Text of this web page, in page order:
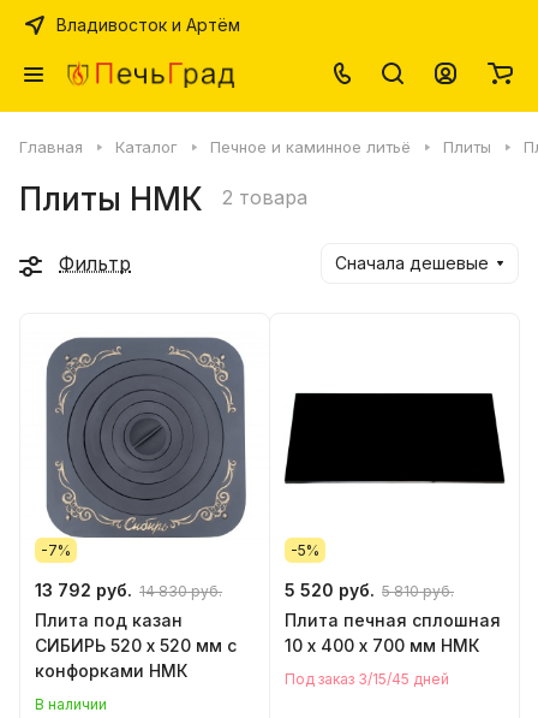
Владивосток и Артём
Главная Каталог Печное и каминное литьё Плиты
Плиты НМК 2 товара
Фильтр Сначала дешевые
-7%
13 792 руб. 14 830 руб.
Плита под казан
СИБИРЬ 520 х 520 мм с
конфорками НМК
В наличии
-5%
5 520 руб. 5 810 руб.
Плита печная сплошная
10 х 400 х 700 мм НМК
Под заказ 3/15/45 дней